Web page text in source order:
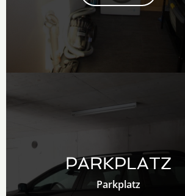
PARKPLATZ
Parkplatz